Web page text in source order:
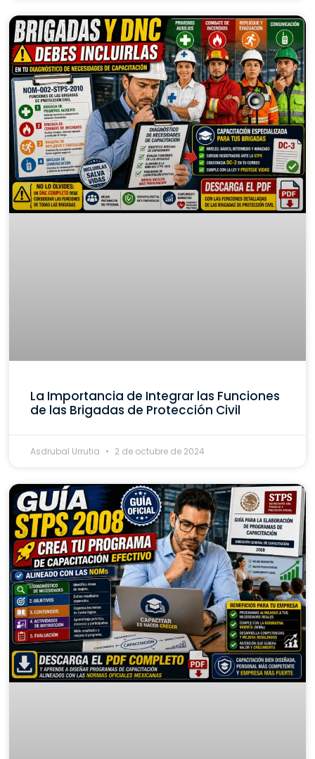
La Importancia de Integrar las Funciones
de las Brigadas de Protección Civil
Asdrubal Urrutia 2 de octubre de 2024